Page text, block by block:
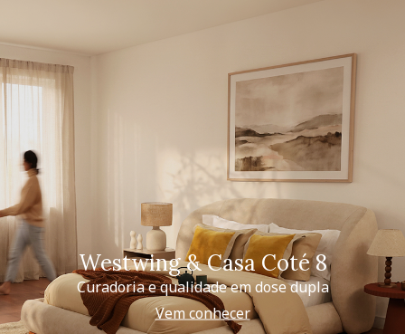
Westwing & Casa Coté 8
Curadoria e qualidade em dose dupla
Vem conhecer